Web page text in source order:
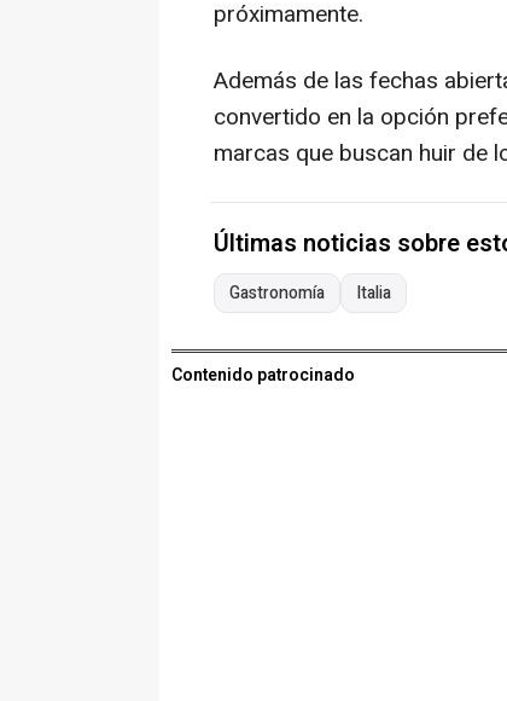
próximamente.
Además de las fechas
convertido en la opción
marcas que buscan huir de
Últimas noticias sobre
Gastronomía Italia
Contenido patrocinado